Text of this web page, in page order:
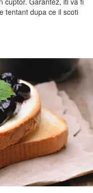
tentant dupa ce il scoti